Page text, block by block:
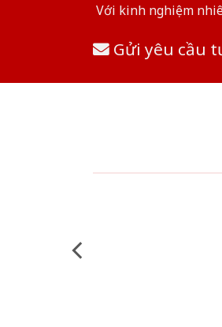
Với kinh nghiệm
Gửi yêu cầu